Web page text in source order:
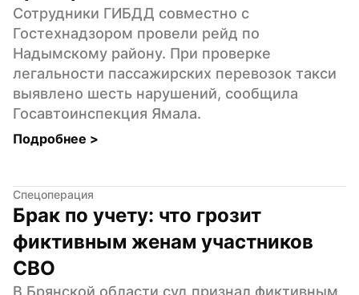
Сотрудники ГИБДД совместно с
Гостехнадзором провели рейд по
Надымскому району. При проверке
легальности пассажирских перевозок такси
выявлено шесть нарушений, сообщила
Госавтоинспекция Ямала.
Подробнее >
Спецоперация
Брак по учету: что грозит
фиктивным женам участников
СВО
В Брянской области суд признал фиктивным